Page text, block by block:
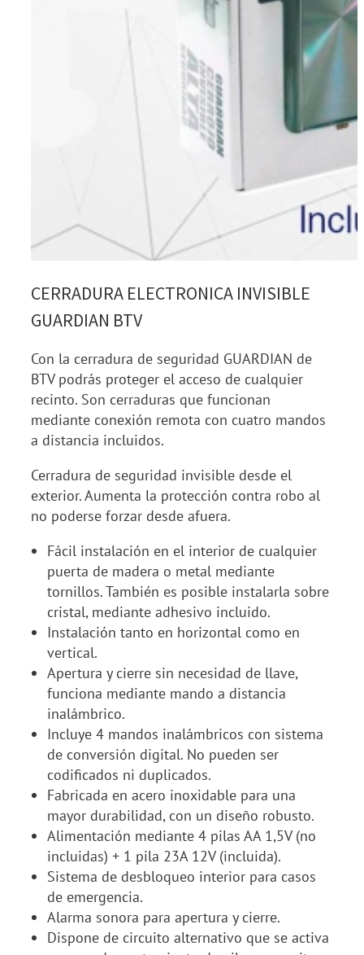
CERRADURA ELECTRONICA INVISIBLE
GUARDIAN BTV
Con la cerradura de seguridad GUARDIAN de
BTV podrás proteger el acceso de cualquier
recinto. Son cerraduras que funcionan
mediante conexión remota con cuatro mandos
a distancia incluidos.
Cerradura de seguridad invisible desde el
exterior. Aumenta la protección contra robo al
no poderse forzar desde afuera.
Fácil instalación en el interior de cualquier
puerta de madera o metal mediante
tornillos. También es posible instalarla sobre
cristal, mediante adhesivo incluido.
Instalación tanto en horizontal como en
vertical.
Apertura y cierre sin necesidad de llave,
funciona mediante mando a distancia
inalámbrico.
Incluye 4 mandos inalámbricos con sistema
de conversión digital. No pueden ser
codificados ni duplicados.
Fabricada en acero inoxidable para una
mayor durabilidad, con un diseño robusto.
Alimentación mediante 4 pilas AA 1,5V (no
incluidas) + 1 pila 23A 12V (incluida).
Sistema de desbloqueo interior para casos
de emergencia.
Alarma sonora para apertura y cierre.
Dispone de circuito alternativo que se activa